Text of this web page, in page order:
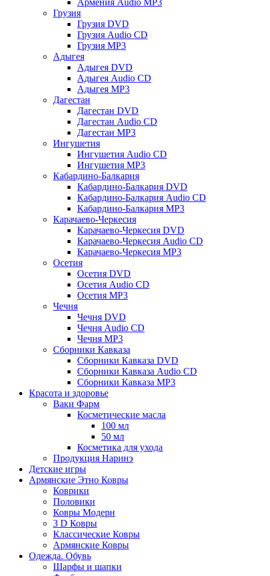
Армения Audio MP3
Грузия
Грузия DVD
Грузия Audio CD
Грузия MP3
Адыгея
Адыгея DVD
Адыгея Audio CD
Адыгея MP3
Дагестан
Дагестан DVD
Дагестан Audio CD
Дагестан MP3
Ингушетия
Ингушетия Audio CD
Ингушетия MP3
Кабардино-Балкария
Кабардино-Балкария DVD
Кабардино-Балкария Audio CD
Кабардино-Балкария MP3
Карачаево-Черкесия
Карачаево-Черкесия DVD
Карачаево-Черкесия Audio CD
Карачаево-Черкесия MP3
Осетия
Осетия DVD
Осетия Audio CD
Осетия MP3
Чечня
Чечня DVD
Чечня Audio CD
Чечня MP3
Сборники Кавказа
Сборники Кавказа DVD
Сборники Кавказа Audio CD
Сборники Кавказа MP3
Красота и здоровье
Ваки Фарм
Косметические масла
100 мл
50 мл
Косметика для ухода
Продукция Наринэ
Детские игры
Армянские Этно Ковры
Коврики
Половики
Ковры Модерн
3 D Ковры
Классические Ковры
Армянские Ковры
Одежда. Обувь
Шарфы и шапки